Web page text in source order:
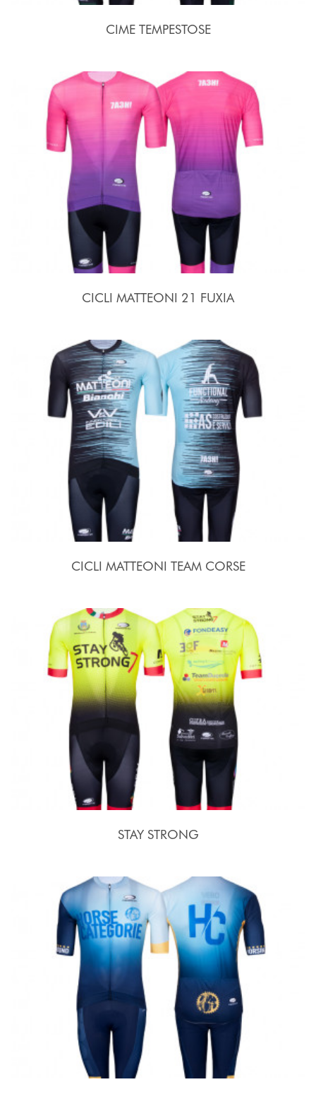
CIME TEMPESTOSE
CICLI MATTEONI 21 FUXIA
CICLI MATTEONI TEAM CORSE
STAY STRONG